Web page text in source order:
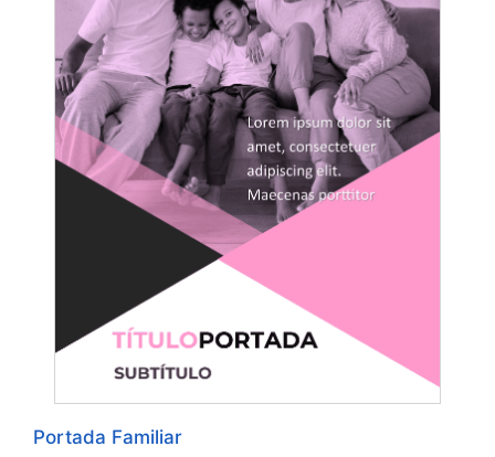
Portada Familiar